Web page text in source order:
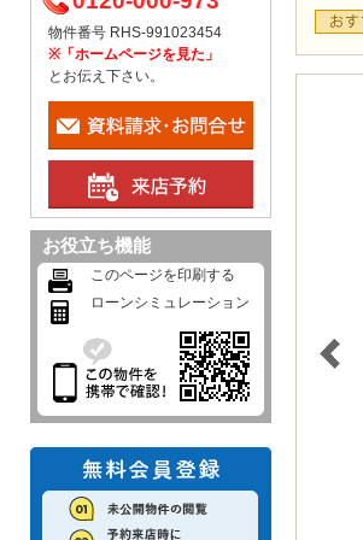
物件番号 RHS-991023454
※「ホームページを見た」
とお伝え下さい。
お役立ち機能
このページを印刷する
ローンシミュレーション